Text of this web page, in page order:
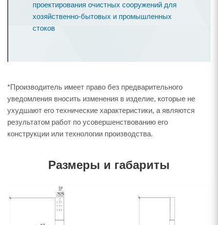
проектирования очистных сооружений для
хозяйственно-бытовых и промышленных
стоков
*Производитель имеет право без предварительного
уведомления вносить изменения в изделие, которые не
ухудшают его технические характеристики, а являются
результатом работ по усовершенствованию его
конструкции или технологии производства.
Размеры и габариты